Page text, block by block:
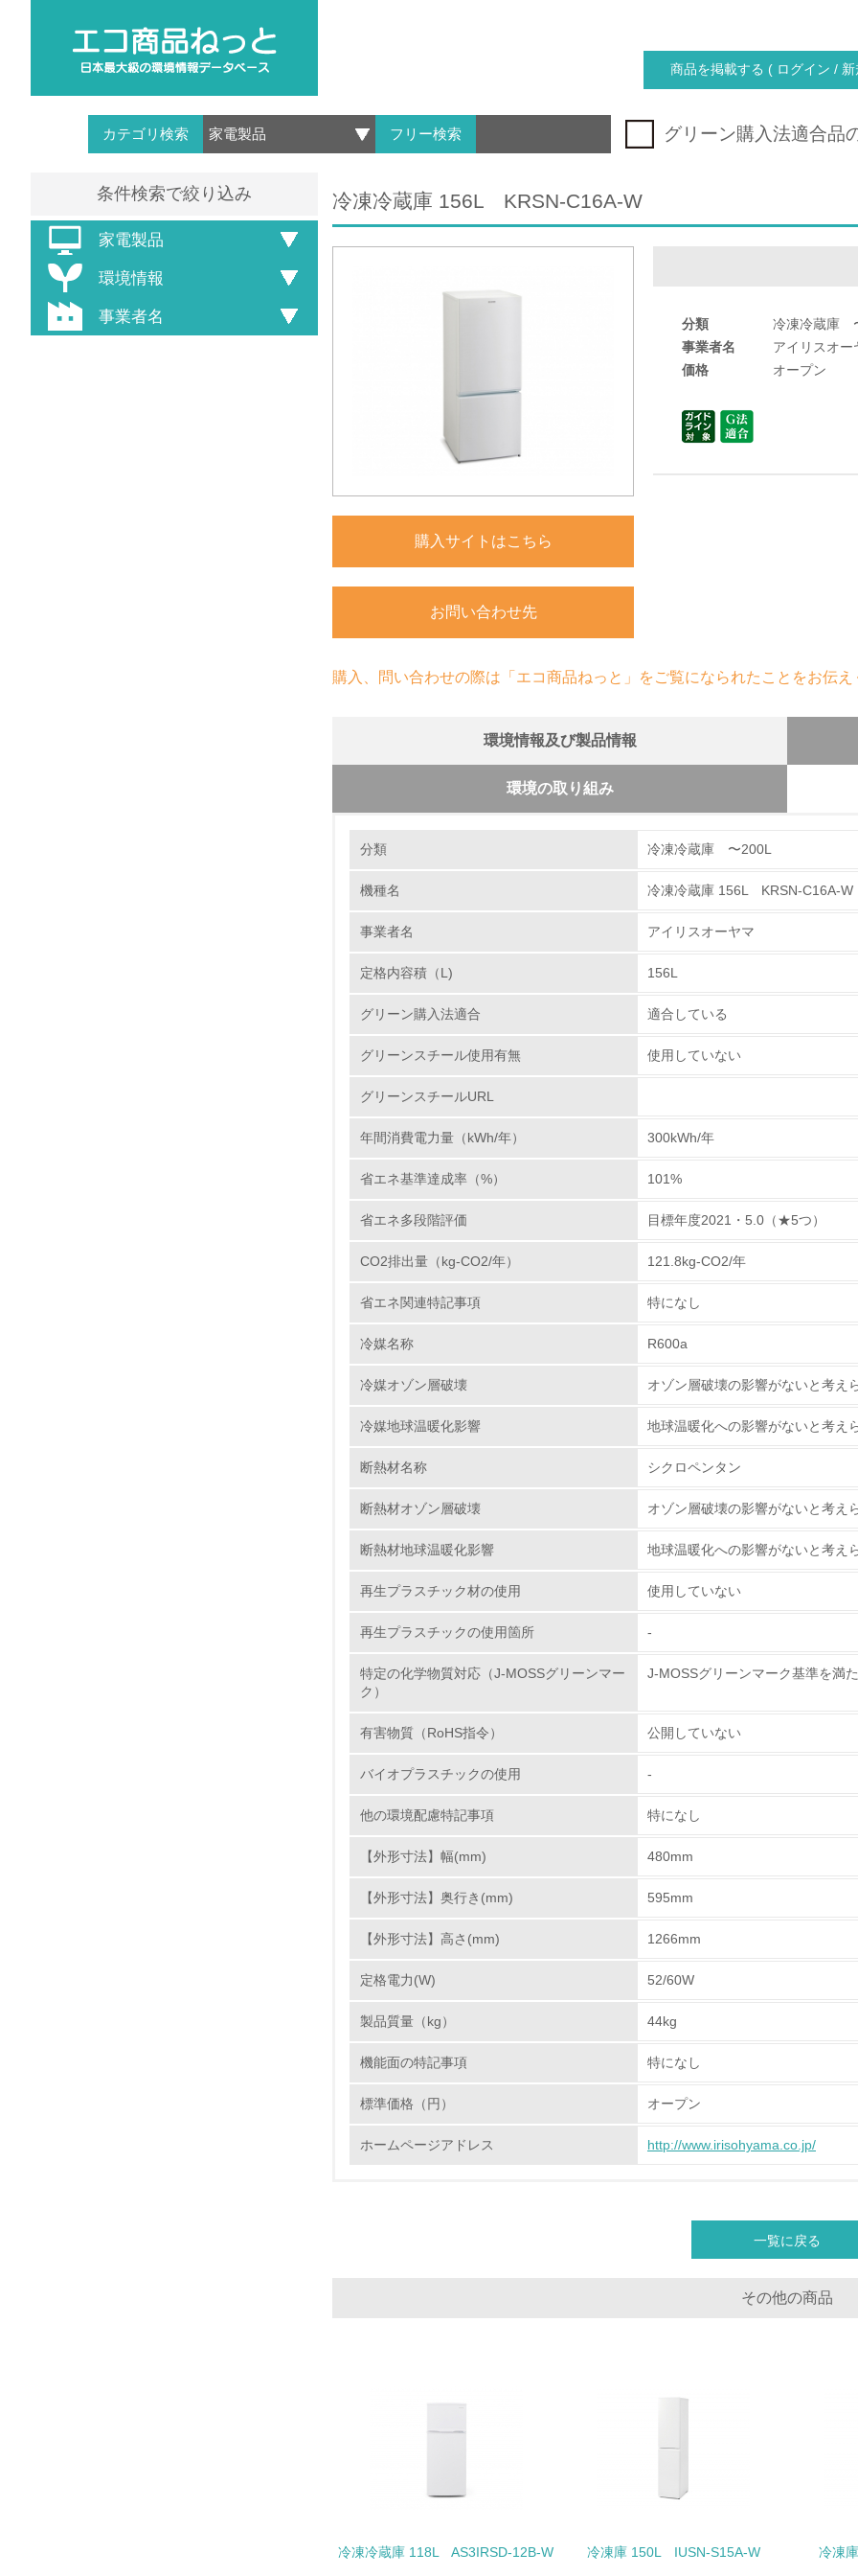
商品を掲載する ( ログイン / 新
カテゴリ検索 フリー検索 グリーン購入法適合品
条件検索で絞り込み
家電製品
環境情報
事業者名
冷凍冷蔵庫 156L KRSN-C16A-W
購入サイトはこちら
お問い合わせ先
分類
冷凍冷蔵庫
事業者名
アイリスオー
価格
オープン
購入、問い合わせの際は「エコ商品ねっと」をご覧になられたことをお伝え
環境情報及び製品情報
環境の取り組み
1.環境取り組み体制
No. チェック項目
レベル2
5. 環境取り組み体制と成果を定期的に検証して次の活動に活かして
6. 従業員が環境方針に基づいて自分の業務の中で行うべき環境対
7.
環境活動に関する規格やプログラムを導入している
2.環境への取り組み
No. チェック項目
資源・エネルギー
13. <L1> グリーン購入の取り組み方針を有し、グリーン購入を行っ
14. <L2> 購入している製品・サービスの量と種類を把握し、具体的
21.
<L1> 「生物多様性保全」に関する取り組み（例：森林保全活
分類 冷凍冷蔵庫 〜200L
機種名 冷凍冷蔵庫 156L KRSN-C16A-W
事業者名 アイリスオーヤマ
定格内容積（L) 156L
グリーン購入法適合 適合している
グリーンスチール使用有無 使用していない
グリーンスチールURL
年間消費電力量（kWh/年） 300kWh/年
省エネ基準達成率（%） 101%
省エネ多段階評価 目標年度2021・5.0（★5つ）
CO2排出量（kg-CO2/年） 121.8kg-CO2/年
省エネ関連特記事項 特になし
冷媒名称 R600a
冷媒オゾン層破壊 オゾン層破壊の影響がないと考え
冷媒地球温暖化影響 地球温暖化への影響がないと考え
断熱材名称 シクロペンタン
断熱材オゾン層破壊 オゾン層破壊の影響がないと考え
断熱材地球温暖化影響 地球温暖化への影響がないと考え
再生プラスチック材の使用 使用していない
再生プラスチックの使用箇所 -
特定の化学物質対応（J-MOSSグリーンマー
ク）
J-MOSSグリーンマーク基準を満
有害物質（RoHS指令） 公開していない
バイオプラスチックの使用 -
他の環境配慮特記事項 特になし
【外形寸法】幅(mm) 480mm
【外形寸法】奥行き(mm) 595mm
【外形寸法】高さ(mm) 1266mm
定格電力(W) 52/60W
製品質量（kg） 44kg
機能面の特記事項 特になし
標準価格（円） オープン
ホームページアドレス http://www.irisohyama.co.jp/
一覧に戻る
その他の商品
冷凍冷蔵庫 118L AS3IRSD-12B-W 冷凍庫 150L IUSN-S15A-W 冷凍